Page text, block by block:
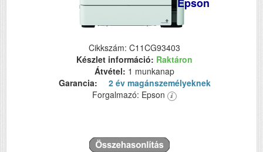
Cikkszám: C11CG93403
Készlet információ: Raktáron
Átvétel: 1 munkanap
Garancia:
2 év magánszemélyeknek
Forgalmazó: Epson